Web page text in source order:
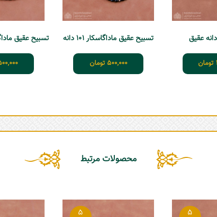
تومان
تسبیح عقیق ماداگاسکار 101 دانه
500,000تومان
محصولات مرتبط
5
5